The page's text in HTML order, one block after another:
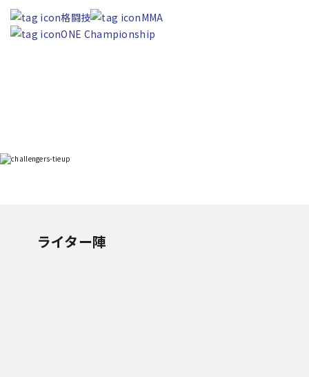
格闘技
MMA
ONE Championship
ライター陣